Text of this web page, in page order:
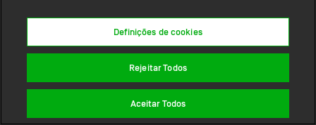
Definições de cookies
Rejeitar Todos
Aceitar Todos